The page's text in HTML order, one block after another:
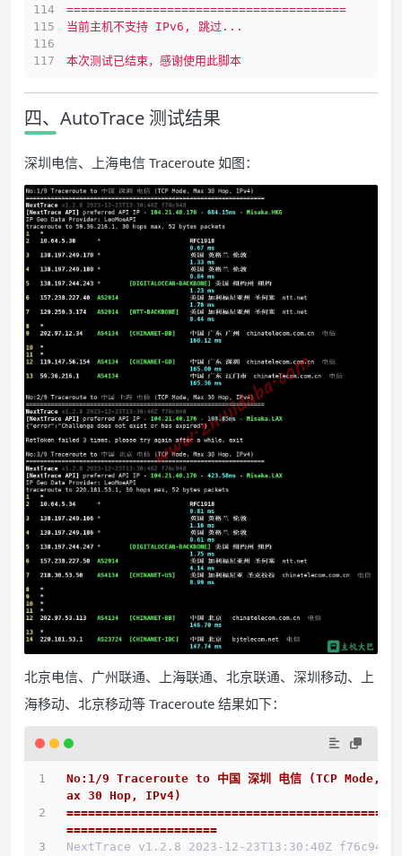
=======================================
当前主机不支持 IPv6, 跳过...
本次测试已结束，感谢使用此脚本
四、AutoTrace 测试结果
深圳电信、上海电信 Traceroute 如图：
北京电信、广州联通、上海联通、北京联通、深圳移动、上
海移动、北京移动等 Traceroute 结果如下：
No:1/9 Traceroute to 中国 深圳 电信 (TCP Mode, M
ax 30 Hop, IPv4)
==============================================
=====================
NextTrace v1.2.8 2023-12-23T13:30:40Z f76c940